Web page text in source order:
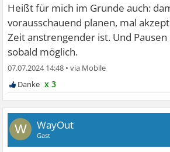
Heißt für mich im Grunde auch:
vorausschauend planen, mal
Zeit anstrengender ist. Und
sobald möglich.
07.07.2024 14:48 •
x 3
W WayOut
Gast